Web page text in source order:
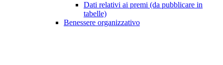
Dati relativi ai premi (da pubblicare in
tabelle)
Benessere organizzativo